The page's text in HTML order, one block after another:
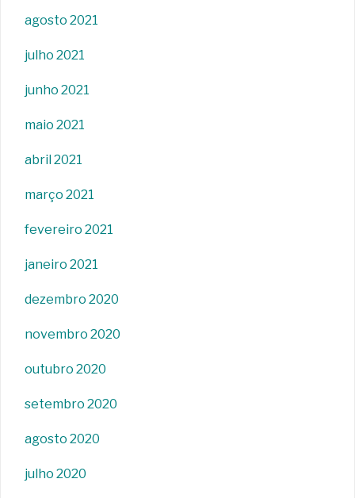
agosto 2021
julho 2021
junho 2021
maio 2021
abril 2021
março 2021
fevereiro 2021
janeiro 2021
dezembro 2020
novembro 2020
outubro 2020
setembro 2020
agosto 2020
julho 2020